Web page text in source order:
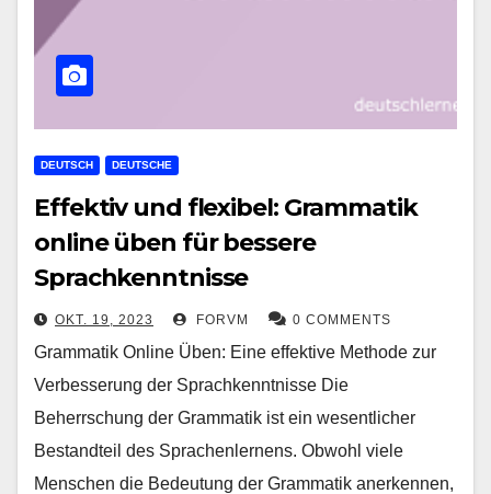
DEUTSCH DEUTSCHE
Effektiv und flexibel: Grammatik
online üben für bessere
Sprachkenntnisse
OKT. 19, 2023 FORVM 0 COMMENTS
Grammatik Online Üben: Eine effektive Methode zur
Verbesserung der Sprachkenntnisse Die
Beherrschung der Grammatik ist ein wesentlicher
Bestandteil des Sprachenlernens. Obwohl viele
Menschen die Bedeutung der Grammatik anerkennen,